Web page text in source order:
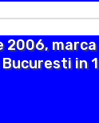
2006, marca
Bucuresti in 1